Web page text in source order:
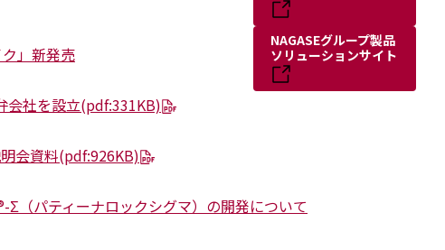
NAGASEグループ製品
ソリューションサイト
」新発売
会社を設立(pdf:331KB)
会資料(pdf:926KB)
（パティーナロックシグマ）の開発について